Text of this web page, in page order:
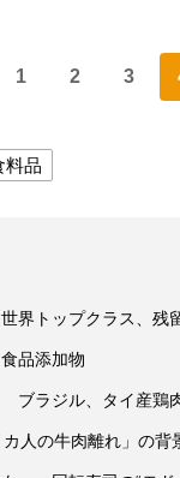
1 2 3
料品
界トップクラス、
品添加物
ブラジル、タイ産鶏
人の牛肉離れ」の背